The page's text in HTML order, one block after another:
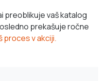
preoblikuje vaš katalog
prekašuje ročne
proces v akciji.